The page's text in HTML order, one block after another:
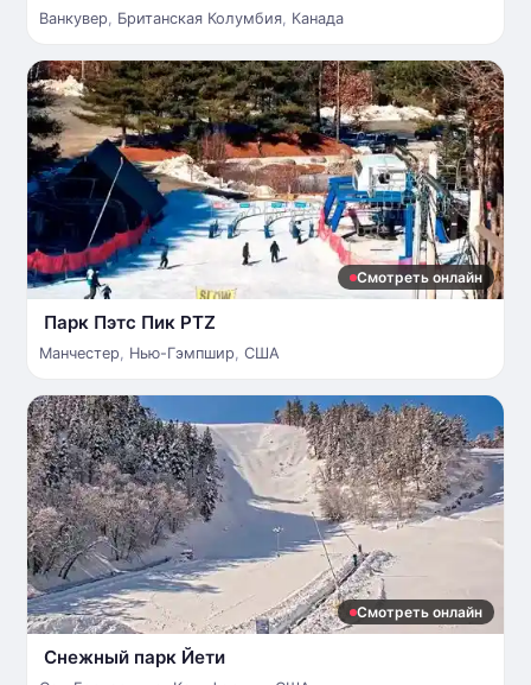
Ванкувер, Британская Колумбия, Канада
Смотреть онлайн
Парк Пэтс Пик PTZ
Манчестер, Нью-Гэмпшир, США
Смотреть онлайн
Снежный парк Йети